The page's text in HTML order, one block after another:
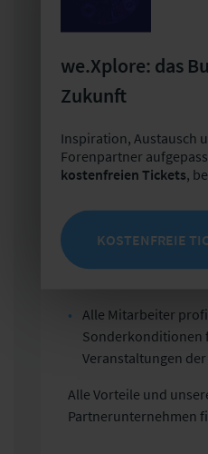
Wissensvorsprung
spannende Beiträge
Exklusive
Themendossier
Zukunftssicher
Maximale
Alle Mitarbeiter
Sonderkonditionen
Veranstaltungen
Alle Vorteile und
Partnerunternehmen
we.Xplore: das
Zukunft
Inspiration, Austausch
Forenpartner
kostenfreien Tickets,
KOSTENFREIE